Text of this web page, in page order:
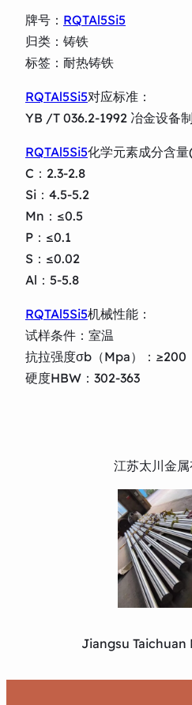
牌号： RQTAl5Si5
归类：铸铁
标签：耐热铸铁
RQTAl5Si5对应标准：
YB /T 036.2-1992 冶金设备
RQTAl5Si5化学元素成分含量
C：2.3-2.8
Si：4.5-5.2
Mn：≤0.5
P：≤0.1
S：≤0.02
Al：5-5.8
RQTAl5Si5机械性能：
试样条件：室温
抗拉强度σb（Mpa）：≥200
硬度HBW：302-363
江苏太川金
Jiangsu Taichuan